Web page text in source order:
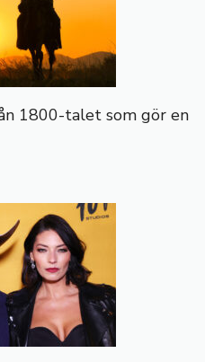
1800-talet som gör en